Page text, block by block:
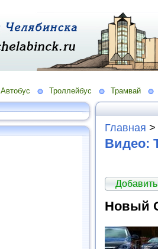
Автобус Троллейбус Трамвай
Главная >
Видео:
Новый